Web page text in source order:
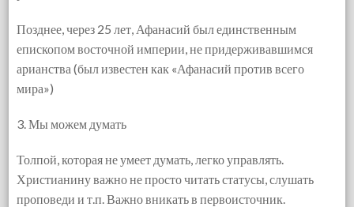
Позднее, через 25 лет, Афанасий был единственным
епископом восточной империи, не придерживавшимся
арианства (был известен как «Афанасий против всего
мира»)
3. Мы можем думать
Толпой, которая не умеет думать, легко управлять.
Христианину важно не просто читать статусы, слушать
проповеди и т.п. Важно вникать в первоисточник.